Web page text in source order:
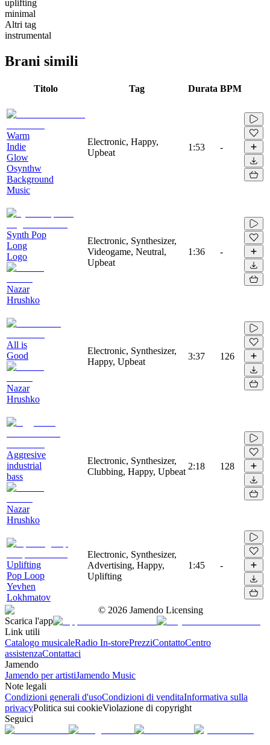
uplifting
minimal
Altri tag
instrumental
Brani simili
Titolo Tag Durata BPM
Warm
Indie
Glow
Osynthw
Background
Music
Electronic, Happy,
Upbeat
1:53 -
Synth Pop
Long
Logo
Nazar
Hrushko
Electronic, Synthesizer,
Videogame, Neutral,
Upbeat
1:36 -
All is
Good
Nazar
Hrushko
Electronic, Synthesizer,
Happy, Upbeat
3:37 126
Aggresive
industrial
bass
Nazar
Hrushko
Electronic, Synthesizer,
Clubbing, Happy, Upbeat
2:18 128
Uplifting
Pop Loop
Yevhen
Lokhmatov
Electronic, Synthesizer,
Advertising, Happy,
Uplifting
1:45 -
© 2026 Jamendo Licensing
Scarica l'app
Link utili
Catalogo musicaleRadio In-storePrezziContattoCentro
assistenzaContattaci
Jamendo
Jamendo per artistiJamendo Music
Note legali
Condizioni generali d'usoCondizioni di venditaInformativa sulla
privacyPolitica sui cookieViolazione di copyright
Seguici